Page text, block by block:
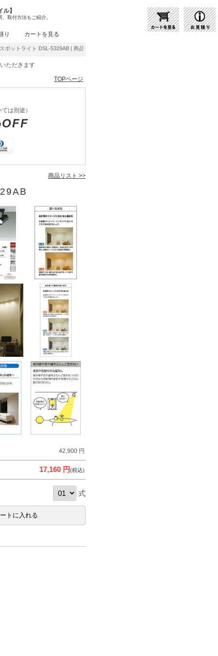
】
取付方法もご紹介。
り カートを見る
トライト DSL-5329AB | 商品紹介 | 照明器具の通販・インテリア照明の通信販売【ライ
ただきます
TOPページ
は別途）
商品リスト >>
42,900 円
17,160 円(税込)
式